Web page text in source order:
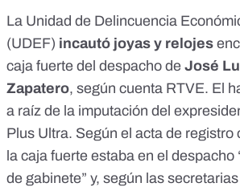
La Unidad de Delincuencia
(UDEF) incautó joyas y relojes
caja fuerte del despacho de José
Zapatero, según cuenta RTVE. El
a raíz de la imputación del
Plus Ultra. Según el acta de registro
la caja fuerte estaba en el despacho
de gabinete” y, según las